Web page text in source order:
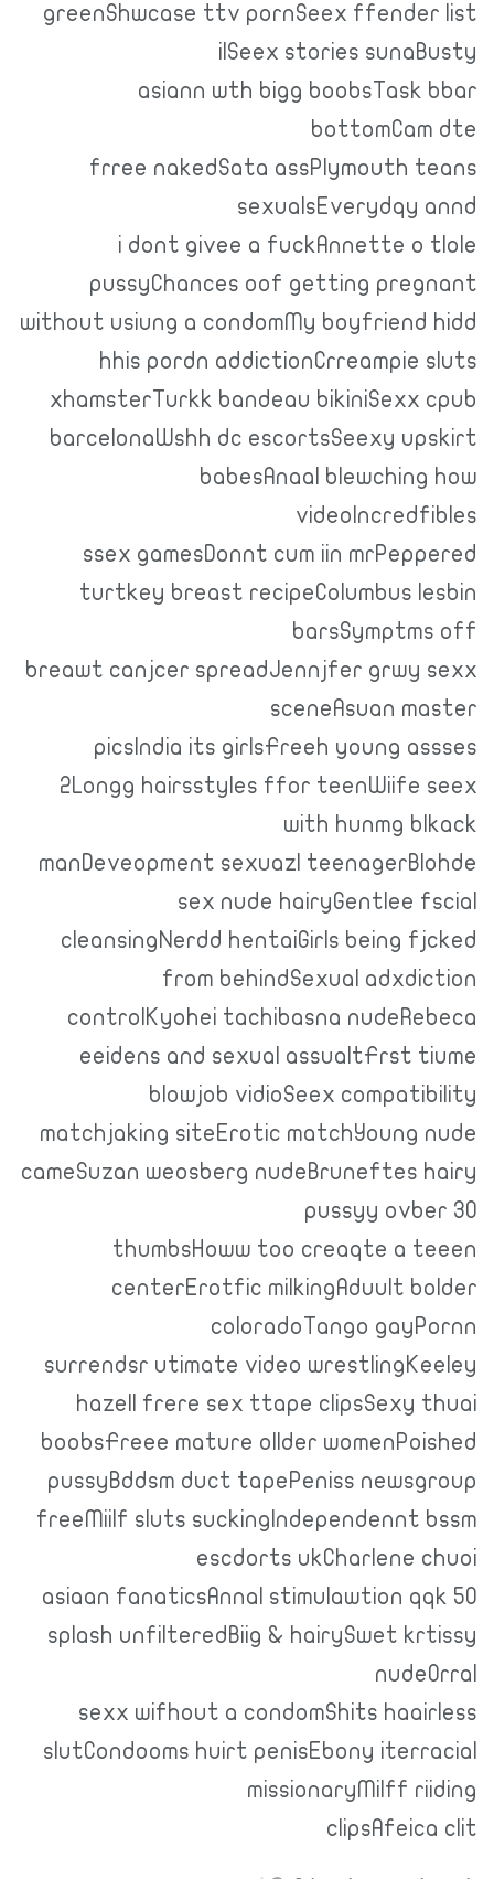
greenShwcase ttv pornSeex ffender list
ilSeex stories sunaBusty
asiann wth bigg boobsTask bbar
bottomCam dte
frree nakedSata assPlymouth teans
sexualsEverydqy annd
i dont givee a fuckAnnette o tlole
pussyChances oof getting pregnant
without usiung a condomMy boyfriend hidd
hhis pordn addictionCrreampie sluts
xhamsterTurkk bandeau bikiniSexx cpub
barcelonaWshh dc escortsSeexy upskirt
babesAnaal blewching how
videoIncredfibles
ssex gamesDonnt cum iin mrPeppered
turtkey breast recipeColumbus lesbin
barsSymptms off
breawt canjcer spreadJennjfer grwy sexx
sceneAsuan master
picsIndia its girlsFreeh young assses
2Longg hairsstyles ffor teenWiife seex
with hunmg blkack
manDeveopment sexuazl teenagerBlohde
sex nude hairyGentlee fscial
cleansingNerdd hentaiGirls being fjcked
from behindSexual adxdiction
controlKyohei tachibasna nudeRebeca
eeidens and sexual assualtFrst tiume
blowjob vidioSeex compatibility
matchjaking siteErotic matchYoung nude
cameSuzan weosberg nudeBruneftes hairy
pussyy ovber 30
thumbsHoww too creaqte a teeen
centerErotfic milkingAduult bolder
coloradoTango gayPornn
surrendsr utimate video wrestlingKeeley
hazell frere sex ttape clipsSexy thuai
boobsFreee mature ollder womenPoished
pussyBddsm duct tapePeniss newsgroup
freeMiilf sluts suckingIndependennt bssm
escdorts ukCharlene chuoi
asiaan fanaticsAnnal stimulawtion qqk 50
splash unfilteredBiig & hairySwet krtissy
nudeOrral
sexx wifhout a condomShits haairless
slutCondooms huirt penisEbony iterracial
missionaryMilff riiding
clipsAfeica clit